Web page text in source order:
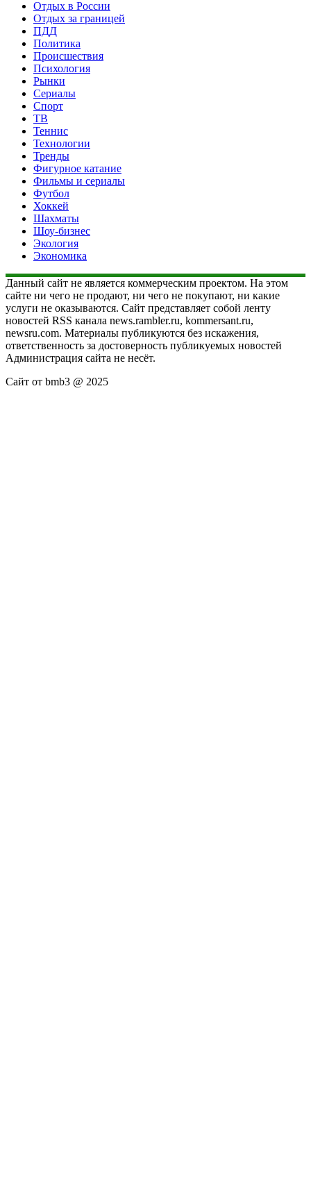
Отдых в России
Отдых за границей
ПДД
Политика
Происшествия
Психология
Рынки
Сериалы
Спорт
ТВ
Теннис
Технологии
Тренды
Фигурное катание
Фильмы и сериалы
Футбол
Хоккей
Шахматы
Шоу-бизнес
Экология
Экономика
Данный сайт не является коммерческим проектом. На этом
сайте ни чего не продают, ни чего не покупают, ни какие
услуги не оказываются. Сайт представляет собой ленту
новостей RSS канала news.rambler.ru, kommersant.ru,
newsru.com. Материалы публикуются без искажения,
ответственность за достоверность публикуемых новостей
Администрация сайта не несёт.
Сайт от bmb3 @ 2025